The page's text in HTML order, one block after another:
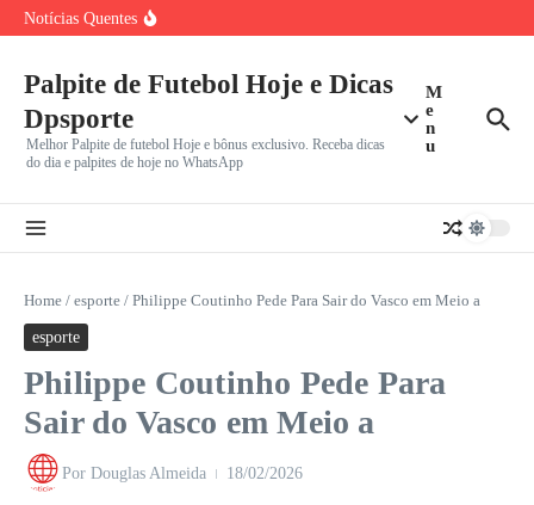
Ir para o conteúdo
Notícias Quentes
Marcos Antônio do São Paulo Chora Após Derrota para o
Meses
Palpite de Futebol Hoje e Dicas
Dpsporte
Melhor Palpite de futebol Hoje e bônus exclusivo. Receba dicas
do dia e palpites de hoje no WhatsApp
M
e
n
u
Home / esporte / Philippe Coutinho Pede Para Sair do Vasco em Meio a
esporte
Philippe Coutinho Pede Para
Sair do Vasco em Meio a
Por Douglas Almeida 18/02/2026